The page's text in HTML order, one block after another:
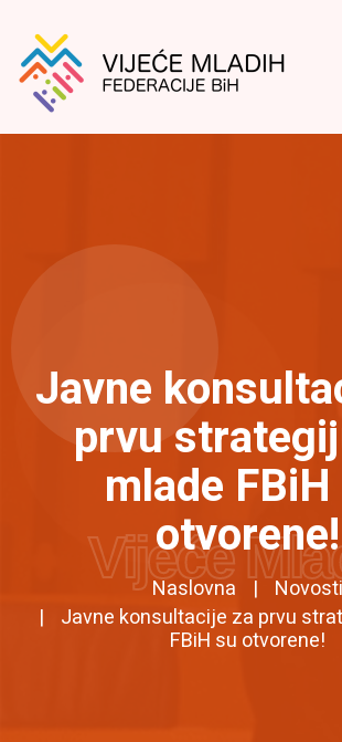
Javne
prvu
mlade
otvorene!
Naslovna
Novosti
Javne konsultacije za prvu
FBiH su otvorene!
Vijeće